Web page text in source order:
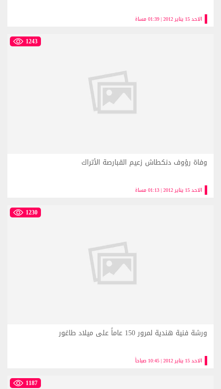
الاحد 15 يناير 2012 | 01:39 مساءً
1243
الاحد 15 يناير 2012 | 01:13 مساءً
وفاة رؤوف دنكطاش زعيم القبارصة الأتراك
1230
الاحد 15 يناير 2012 | 10:45 صباحاً
ورشة فنية هندية لمرور 150 عاماً على ميلاد طاغور
1187